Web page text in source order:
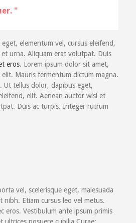
elementum vel, cursus eleifend,
urna. Aliquam erat volutpat. Duis
eros. Lorem ipsum dolor sit amet,
Mauris fermentum dictum magna.
Ut tellus dolor, dapibus eget,
elit. Aenean auctor wisi et
Duis ac turpis. Integer rutrum
vel, scelerisque eget, malesuada
nibh. Etiam cursus leo vel metus.
eros. Vestibulum ante ipsum primis
ultrices posuere cubilia Curae;